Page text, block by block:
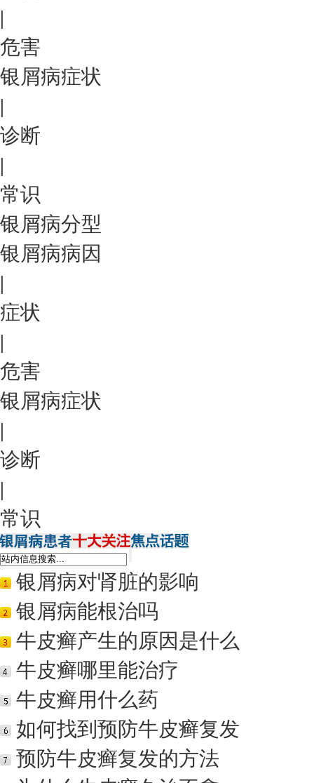
|
危害
银屑病症状
|
诊断
|
常识
银屑病分型
银屑病病因
|
症状
|
危害
银屑病症状
|
诊断
|
常识
银屑病对肾脏的影响
银屑病能根治吗
牛皮癣产生的原因是什么
牛皮癣哪里能治疗
牛皮癣用什么药
如何找到预防牛皮癣复发
预防牛皮癣复发的方法